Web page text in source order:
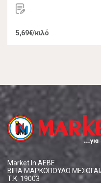
5,69€/κιλό
Market In ΑΕΒΕ
ΒΙΠΑ ΜΑΡΚΟΠΟΥΛΟ
Τ.Κ. 19003